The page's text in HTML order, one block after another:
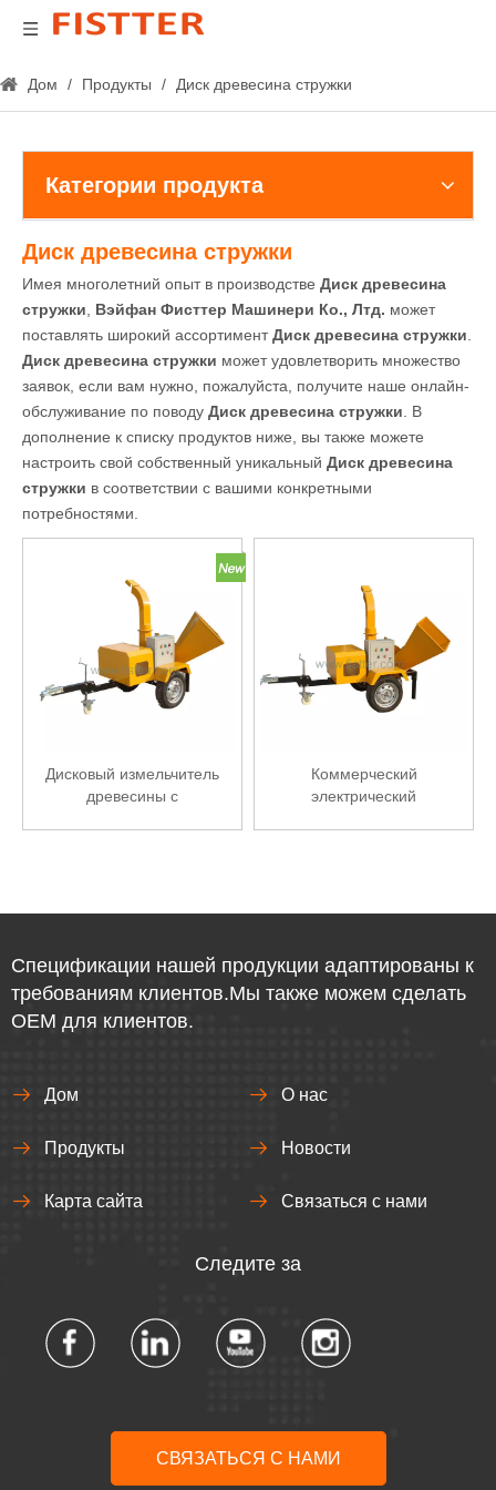
Дом / Продукты / Диск древесина стружки
Категории продукта
Диск древесина стружки
Имея многолетний опыт в производстве Диск древесина
стружки
Вэйфан Фисттер Машинери Ко., Лтд. может
поставлять широкий ассортиментДиск древесина стружки
Диск древесина стружки может удовлетворить множество
заявок, если вам нужно, пожалуйста, получите наше онлайн-
обслуживание по поводу Диск древесина стружки . В
дополнение к списку продуктов ниже, вы также можете
настроить свой собственный уникальный Диск древесина
стружки в соответствии с вашими конкретными
потребностями.
Дисковый измельчитель
древесины с
Коммерческий
электрический
Спецификации нашей продукции адаптированы к
требованиям клиентов.Мы также можем сделать
OEM для клиентов.
Дом О нас
Продукты Новости
Карта сайта Связаться с нами
Следите за
СВЯЗАТЬСЯ С НАМИ